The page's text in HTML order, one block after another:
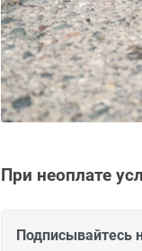
При неоплате
Подписывайтесь